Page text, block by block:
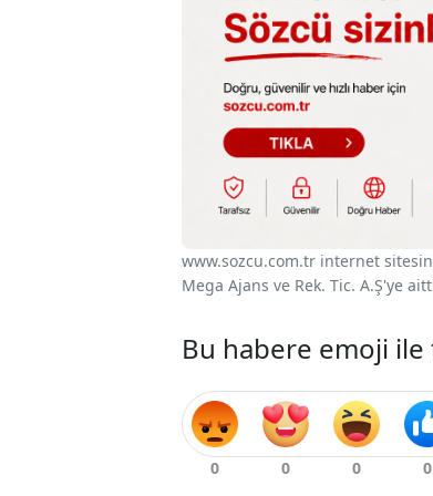
www.sozcu.com.tr internet
Mega Ajans ve Rek. Tic. A.Ş'ye
Bu habere emoji